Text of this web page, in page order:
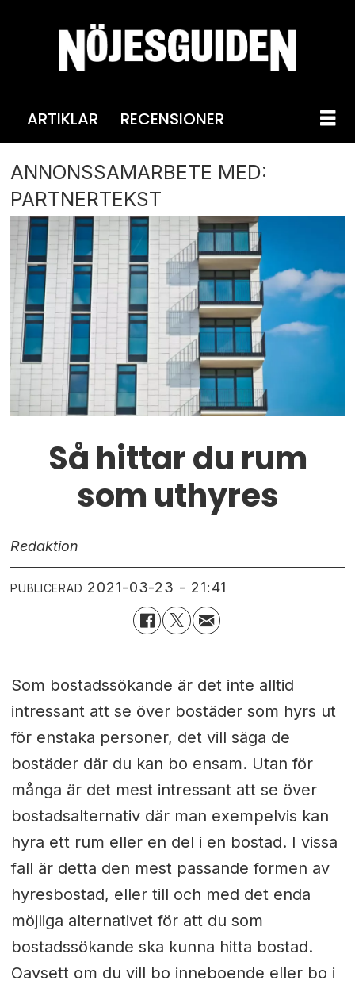
ARTIKLAR RECENSIONER
ANNONSSAMARBETE MED:
PARTNERTEKST
Så hittar du rum
som uthyres
Redaktion
PUBLICERAD 2021-03-23 - 21:41
Som bostadssökande är det inte alltid
intressant att se över bostäder som hyrs ut
för enstaka personer, det vill säga de
bostäder där du kan bo ensam. Utan för
många är det mest intressant att se över
bostadsalternativ där man exempelvis kan
hyra ett rum eller en del i en bostad. I vissa
fall är detta den mest passande formen av
hyresbostad, eller till och med det enda
möjliga alternativet för att du som
bostadssökande ska kunna hitta bostad.
Oavsett om du vill bo inneboende eller bo i